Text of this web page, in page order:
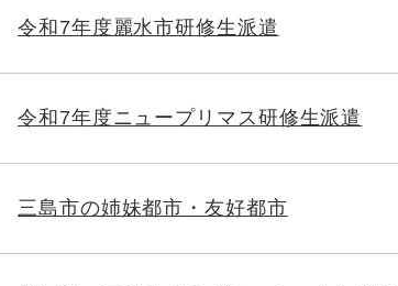
令和7年度麗水市研修生派遣
令和7年度ニュープリマス研修生派遣
三島市の姉妹都市・友好都市